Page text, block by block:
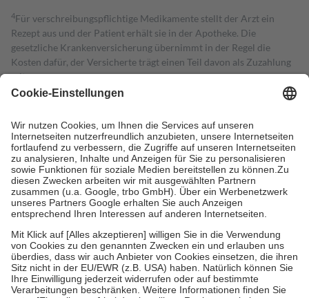
4Für verschreibungspflichtige Medikamente stellt der Arzt ein
Rezept aus und der Patient erhält sie in der Apotheke. Die
gesetzliche Krankenversicherung übernimmt in der Regel die
Kosten dafür, der Versicherte trägt einen Teil davon als Zuzahlung
mit.
Grundsätzlich leisten Mitglieder Zuzahlungen in Höhe von zehn
höchstens zehn Euro.
Es sind jedoch nie mehr als die tatsächlichen
Kosten der Leistung zu entrichten.
Diese Regeln gelten grundsätzlich auch für Online-Apotheken.
Bei Heilmitteln und häuslicher Krankenpflege beträgt die
Zuzahlung zehn Prozent der Kosten sowie zehn Euro je
Verordnung.
Um das Engagement der Versicherten für ihre eigene Gesundheit zu
stärken und die besondere Stellung der Familie zu unterstützen,
fallenkeine Zuzahlungenan bei:
• Kindern und Jugendlichen bis zum vollendeten 18. Lebensjahr
mit Ausnahme der Fahrkosten
• Untersuchungen zur Vorsorge und Früherkennung, die von der
GKV getragen werden